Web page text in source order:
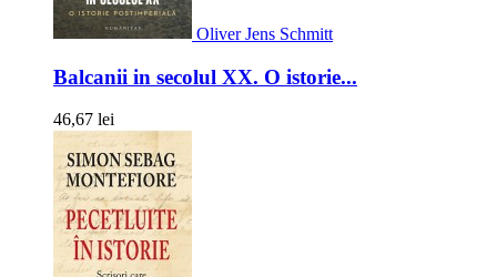
Oliver Jens Schmitt
Balcanii in secolul XX. O istorie...
46,67 lei